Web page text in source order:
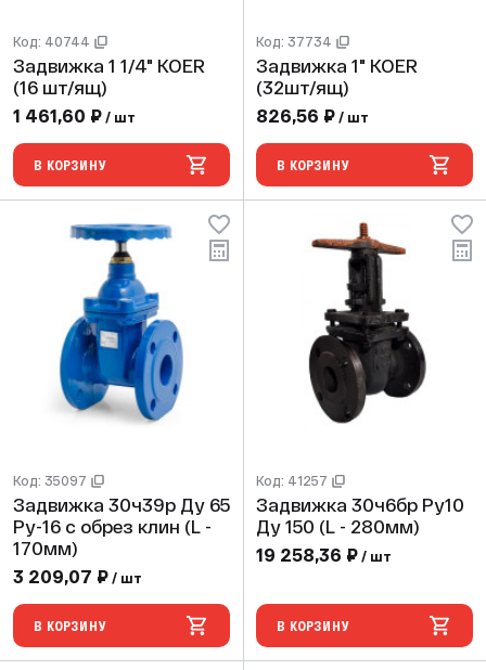
Код: 40744
Задвижка 1 1/4" KOER
(16 шт/ящ)
1 461,60 ₽ / шт
В КОРЗИНУ
Код: 37734
Задвижка 1" KOER
(32шт/ящ)
826,56 ₽ / шт
В КОРЗИНУ
Код: 35097
Задвижка 30ч39р Ду 65
Ру-16 с обрез клин (L -
170мм)
3 209,07 ₽ / шт
В КОРЗИНУ
Код: 41257
Задвижка 30ч6бр Ру10
Ду 150 (L - 280мм)
19 258,36 ₽ / шт
В КОРЗИНУ